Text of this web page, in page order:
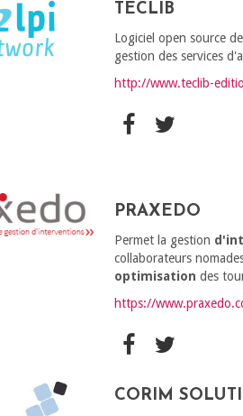
TECLIB
Logiciel open source
gestion des services
http://www.teclib-
PRAXEDO
Permet la gestion
collaborateurs
optimisationdes
https://
CORIM